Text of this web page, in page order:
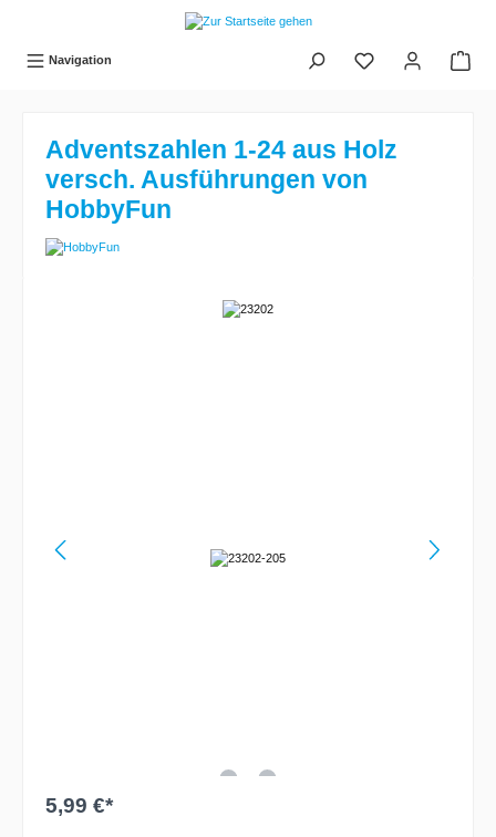
Navigation
Adventszahlen 1-24 aus Holz
versch. Ausführungen von
HobbyFun
5,99 €*